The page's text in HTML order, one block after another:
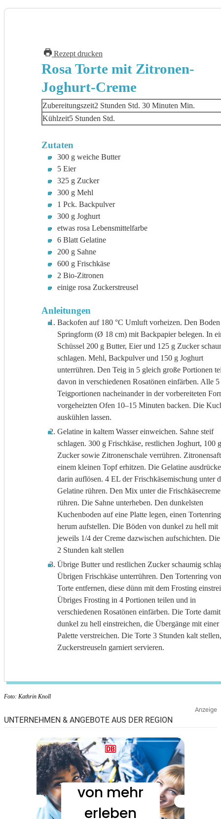
Rezept drucken
Rosa Torte mit Zitronen-
Joghurt-Creme
Zubereitungszeit2 Stunden Std. 30 Minuten Min.
Kühlzeit5 Stunden Std.
Zutaten
300 g weiche Butter
5 Eier
325 g Zucker
300 g Mehl
1 Pck. Backpulver
300 g Joghurt
etwas rosa Lebensmittelfarbe
6 Blatt Gelatine
200 g Sahne
600 g Frischkäse
2 Bio-Zitronen
einige rosa Zuckerstreusel
Anleitungen
Backofen auf 180 °C Umluft vorheizen. Den
Springform (Ø 18 cm) mit Backpapier belegen. In
Schüssel 200 g Butter, Eier und 125 g Zucker
schlagen. Mehl, Backpulver und 150 g Joghurt
unterrühren. Den Teig in 5 gleich große Portionen
davon in verschiedenen Rosatönen einfärben. Alle 5
Teigportionen nacheinander in der vorbereiteten
vorgeheizten Ofen 10–15 Minuten backen. Die
auskühlen lassen.
Gelatine in kaltem Wasser einweichen. Sahne steif
schlagen. 300 g Frischkäse, restlichen Joghurt, 100 g
Zucker sowie Zitronenschale verrühren.
einem kleinen Topf erhitzen. Die Gelatine
darin auflösen. 4 EL der Frischkäsemischung unter
Gelatine rühren. Den Mix unter die Frischkäsecreme
rühren. Die Sahne unterheben. Den dunkelsten
Kuchenboden auf eine Platte legen, einen
herum aufstellen. Die Böden von dunkel zu hell mit
jeweils 1/4 der Creme dazwischen aufschichten.
2 Stunden kalt stellen
Übrige Butter und restlichen Zucker schaumig
Übrigen Frischkäse unterrühren. Den Tortenring
Torte entfernen, diese dünn mit dem Frosting
Übriges Frosting in 4 Portionen teilen und in
verschiedenen Rosatönen einfärben. Die Torte
dunkel zu hell einstreichen, die Übergänge mit einer
Palette verstreichen. Die Torte 3 Stunden kalt
Zuckerstreuseln garniert servieren.
Foto: Kathrin Knoll